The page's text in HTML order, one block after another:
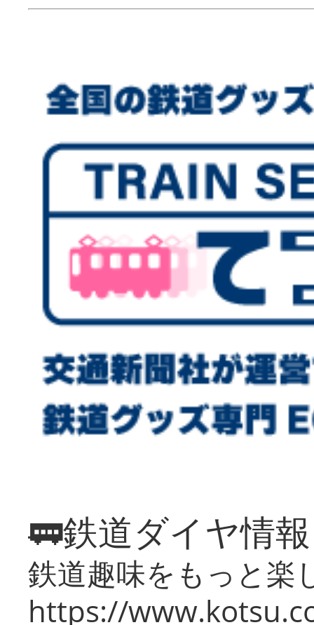
🚃鉄道ダイヤ情
鉄道趣味をもっと楽
https://